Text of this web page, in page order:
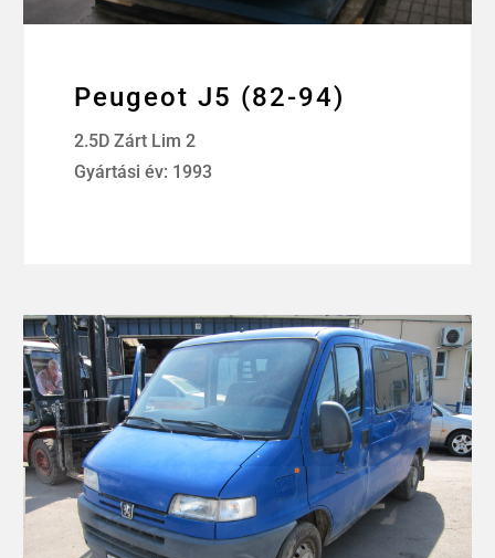
Peugeot J5 (82-94)
2.5D Zárt Lim 2
Gyártási év: 1993